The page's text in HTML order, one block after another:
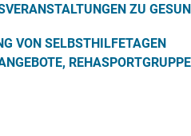
ZU
VON SELBSTHILFETAGEN